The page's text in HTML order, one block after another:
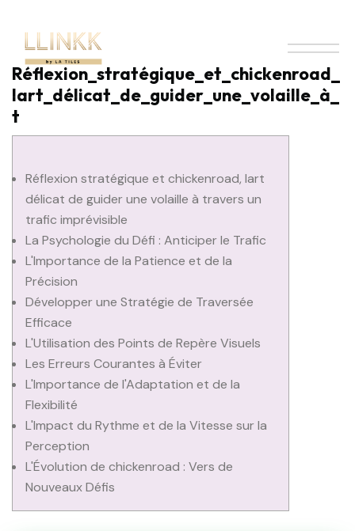
Réflexion_stratégique_et_chickenroad_
lart_délicat_de_guider_une_volaille_à_
t
Réflexion stratégique et chickenroad, lart
délicat de guider une volaille à travers un
trafic imprévisible
La Psychologie du Défi : Anticiper le Trafic
L'Importance de la Patience et de la
Précision
Développer une Stratégie de Traversée
Efficace
L'Utilisation des Points de Repère Visuels
Les Erreurs Courantes à Éviter
L'Importance de l'Adaptation et de la
Flexibilité
L'Impact du Rythme et de la Vitesse sur la
Perception
L'Évolution de chickenroad : Vers de
Nouveaux Défis